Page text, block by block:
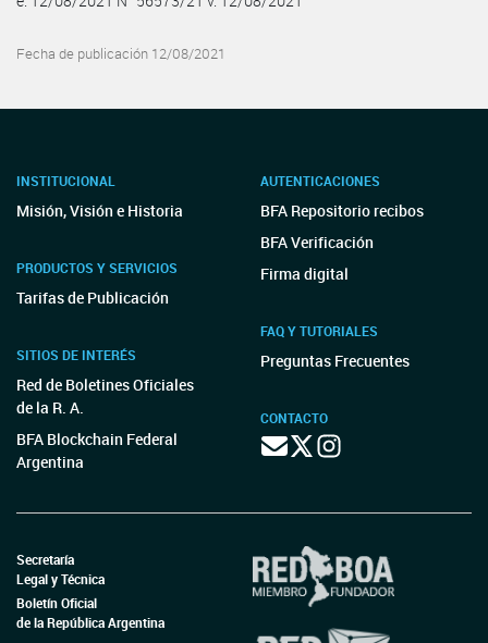
Fecha de publicación 12/08/2021
INSTITUCIONAL
Misión, Visión e Historia
PRODUCTOS Y SERVICIOS
Tarifas de Publicación
SITIOS DE INTERÉS
Red de Boletines Oficiales
de la R. A.
BFA Blockchain Federal
Argentina
AUTENTICACIONES
BFA Repositorio recibos
BFA Verificación
Firma digital
FAQ Y TUTORIALES
Preguntas Frecuentes
CONTACTO
Secretaría
Legal y Técnica
Boletín Oficial
de la República Argentina